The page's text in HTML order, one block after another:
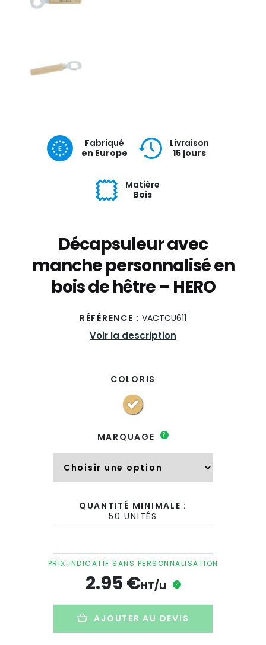
Fabriqué
en Europe
Livraison
15 jours
Matière
Bois
Décapsuleur avec
manche personnalisé en
bois de hêtre – HERO
RÉFÉRENCE : VACTCU611
Voir la description
COLORIS
MARQUAGE ?
QUANTITÉ MINIMALE :
50 UNITÉS
quantité
avec
manche
personnalisé
-
PRIX INDICATIF SANS PERSONNALISATION
2.95€HT/u ?
AJOUTER AU DEVIS